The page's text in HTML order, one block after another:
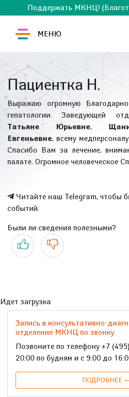
Поддержать МКНЦ!
МЕНЮ
Пациентка Н.
Выражаю огромную
гепатологии. Заведующей
Татьяне Юрьевне,
Евгеньевне, всему
Спасибо Вам за лечение,
палате. Огромное человеческое
Читайте наш Telegram, чтобы
событий.
Были ли сведения полезными?
Да Нет
Идет загрузка
Запись в консультативно-
отделение МКНЦ по звонку
Позвоните по телефону +7
20:00 по будням и с 9:00 до
ПОДРОБНЕЕ